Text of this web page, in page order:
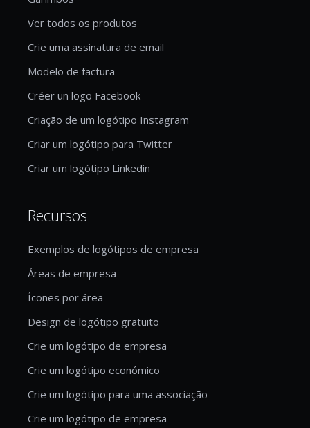
Ver todos os produtos
Crie uma assinatura de email
Modelo de factura
Créer un logo Facebook
Criação de um logótipo Instagram
Criar um logótipo para Twitter
Criar um logótipo Linkedin
Recursos
Exemplos de logótipos de empresa
Áreas de empresa
Ícones por área
Design de logótipo gratuito
Crie um logótipo de empresa
Crie um logótipo económico
Crie um logótipo para uma associação
Crie um logótipo de empresa